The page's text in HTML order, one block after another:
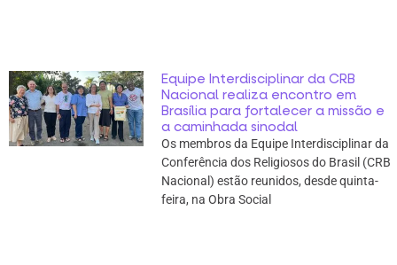
Equipe Interdisciplinar da CRB
Nacional realiza encontro em
Brasília para fortalecer a missão e
a caminhada sinodal
Os membros da Equipe Interdisciplinar da
Conferência dos Religiosos do Brasil (CRB
Nacional) estão reunidos, desde quinta-
feira, na Obra Social